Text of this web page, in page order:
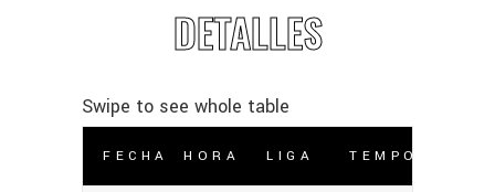
DETALLES
FECHA HORA LIGA TEMPORADA